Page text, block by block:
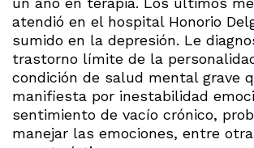
atendió en el hospital Honorio
sumido en la depresión. Le
trastorno límite de la
condición de salud mental grave
manifiesta por inestabilidad
sentimiento de vacío crónico,
manejar las emociones, entre